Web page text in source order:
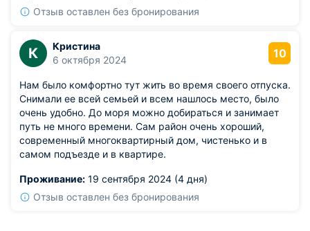
Отзыв оставлен без бронирования
К
Кристина
6 октября 2024
10
Нам было комфортно тут жить во время своего отпуска.
Снимали ее всей семьей и всем нашлось место, было
очень удобно. До моря можно добираться и занимает
путь не много времени. Сам район очень хороший,
современный многоквартирный дом, чистенько и в
самом подъезде и в квартире.
Проживание: 19 сентября 2024 (4 дня)
Отзыв оставлен без бронирования